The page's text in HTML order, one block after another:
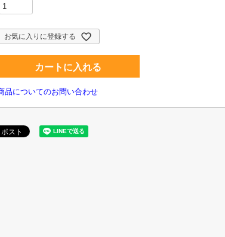
お気に入りに登録する
カートに入れる
品についてのお問い合わせ